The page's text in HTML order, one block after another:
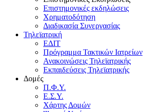
Επιστημονικές εκδηλώσεις
Χρηματοδότηση
Διαδικασία Συνεργασίας
Τηλεϊατρική
ΕΔΙΤ
Πρόγραμμα Τακτικών Ιατρείων
Ανακοινώσεις Τηλεϊατρικής
Εκπαιδεύσεις Τηλεϊατρικής
Δομές
Π.Φ.Υ.
Ε.Σ.Υ.
Χάρτης Δομών